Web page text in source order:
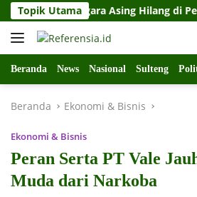
Langsung
ke
konten
Topik Utama
Negara Asing Hilang di Perairan
Beranda News Nasional Sulteng
Beranda Ekonomi & Bisnis
Ekonomi & Bisnis
Peran Serta PT Vale
Muda dari Narkoba